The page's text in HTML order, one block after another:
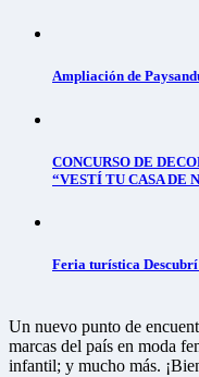
Ampliación de
CONCURSO DE
“VESTÍ TU CASA DE
Feria turística Descubrí
Un nuevo punto de
marcas del país en moda
infantil; y mucho más.